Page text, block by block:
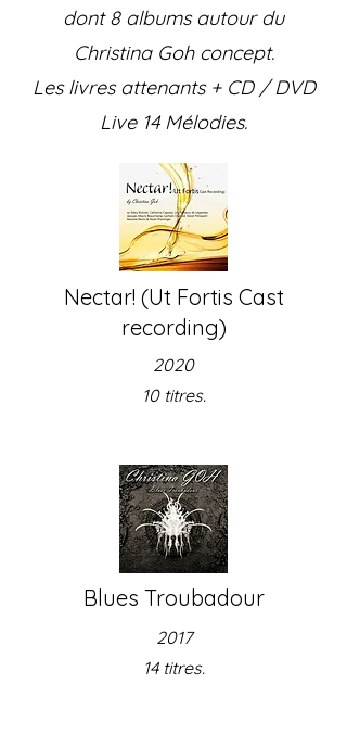
dont 8 albums autour du
Christina Goh concept.
Les livres attenants + CD / DVD
Live 14 Mélodies.
Nectar! (Ut Fortis Cast
recording)
2020
10 titres.
Blues Troubadour
2017
14 titres.